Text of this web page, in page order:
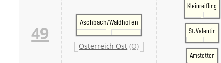
49
Aschbach/Waidhofen
Österreich Ost (Ö)
Kleinreifling
St. Valentin
Amstetten